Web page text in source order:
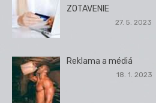
ZOTAVENIE
27. 5. 2023
Reklama a médiá
18. 1. 2023